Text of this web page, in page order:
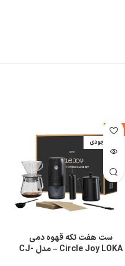
-20%
اتمام موجودی
ست هفت تکه قهوه دمی
Circle Joy LOKA – مدل CJ-